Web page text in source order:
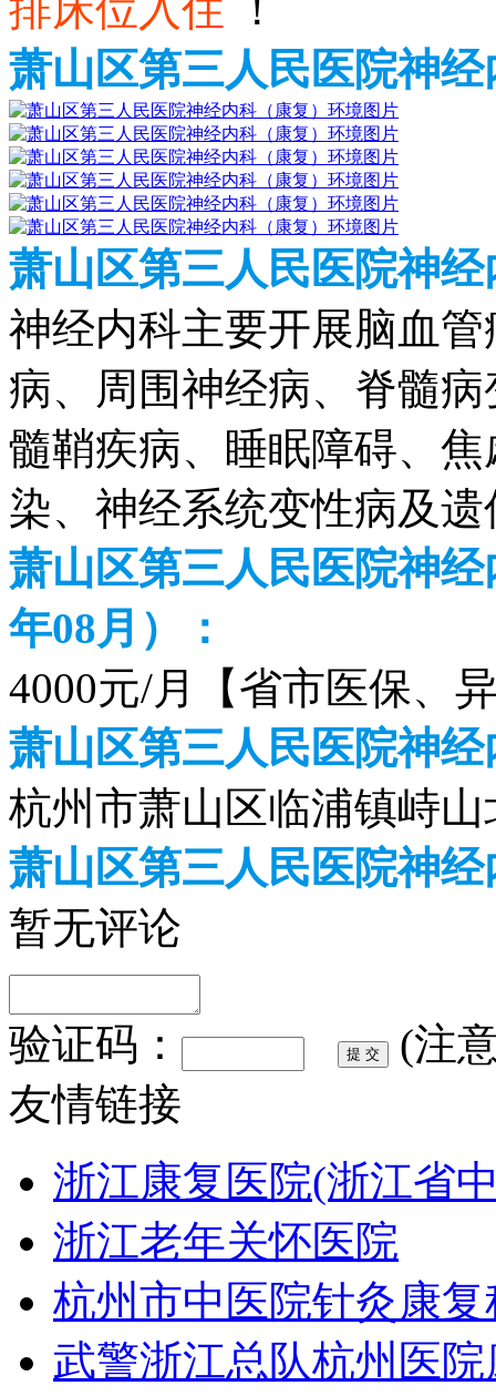
萧山区第三人民医院神
萧山区第三人民医院神
神经内科主要开展脑血
病、周围神经病、脊髓
髓鞘疾病、睡眠障碍、
染、神经系统变性病及
萧山区第三人民医院神
年08月）：
4000元/月【省市医保、
萧山区第三人民医院神
杭州市萧山区临浦镇峙山
萧山区第三人民医院神
暂无评论
验证码：
(注
友情链接
浙江康复医院(浙江省
浙江老年关怀医院
杭州市中医院针灸康复
武警浙江总队杭州医